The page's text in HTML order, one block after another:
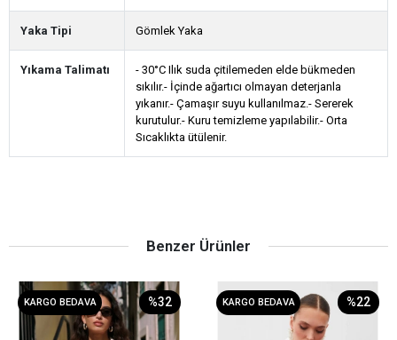
Yaka Tipi Gömlek Yaka
Yıkama Talimatı
- 30°C Ilık suda çitilemeden elde bükmeden
sıkılır.- İçinde ağartıcı olmayan deterjanla
yıkanır.- Çamaşır suyu kullanılmaz.- Sererek
kurutulur.- Kuru temizleme yapılabilir.- Orta
Sıcaklıkta ütülenir.
Benzer Ürünler
KARGO BEDAVA %32 KARGO BEDAVA %22